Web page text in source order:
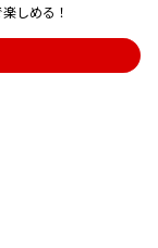
しめる！